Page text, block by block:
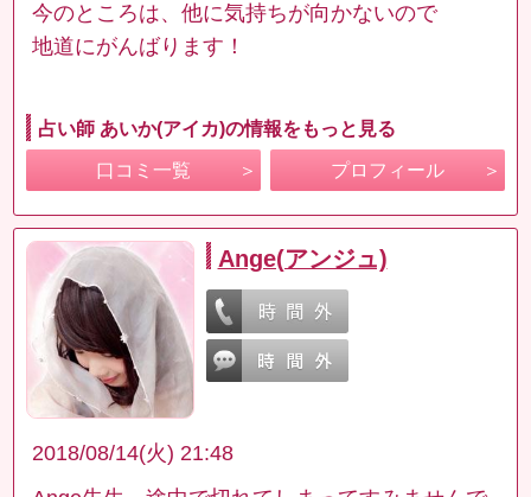
今のところは、他に気持ちが向かないので
地道にがんばります！
占い師 あいか(アイカ)の情報をもっと見る
口コミ一覧 プロフィール
Ange(アンジュ)
2018/08/14(火) 21:48